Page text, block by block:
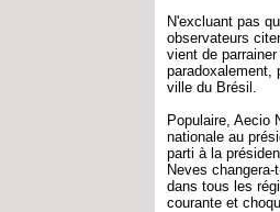
N'excluant pas
observateurs
vient de
paradoxalement,
ville du Brésil.
Populaire, Aecio
nationale au
parti à la
Neves
dans tous les
courante et